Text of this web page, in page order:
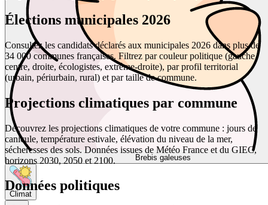
Brebis galeuses
Climat
Élections municipales 2026
Consultez les candidats déclarés aux municipales 2026 dans plus de
34 000 communes françaises. Filtrez par couleur politique (gauche,
centre, droite, écologistes, extrême-droite), par profil territorial
(urbain, périurbain, rural) et par taille de commune.
Projections climatiques par commune
Découvrez les projections climatiques de votre commune : jours de
canicule, température estivale, élévation du niveau de la mer,
sécheresses des sols. Données issues de Météo France et du GIEC,
horizons 2030, 2050 et 2100.
Données politiques